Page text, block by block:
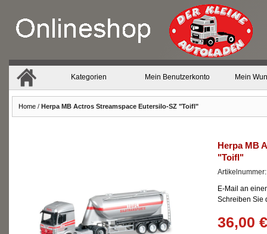
Kategorien Mein Benutzerkonto Mein
Home / Herpa MB Actros Streamspace Eutersilo-SZ "Toifl"
Herpa MB
"Toifl"
E-Mail an
Schreiben Sie
36,00 €